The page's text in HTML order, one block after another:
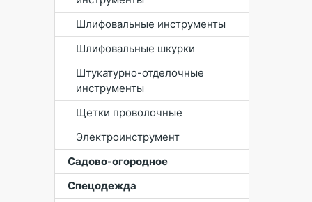
Шлифовальные инструменты
Шлифовальные шкурки
Штукатурно-отделочные
инструменты
Щетки проволочные
Электроинструмент
Садово-огородное
Спецодежда